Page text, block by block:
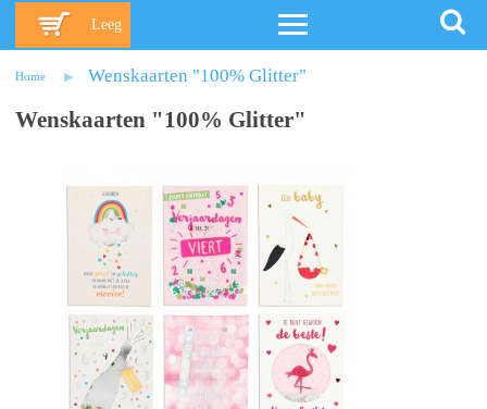
Leeg
Home Wenskaarten "100% Glitter"
Wenskaarten "100% Glitter"